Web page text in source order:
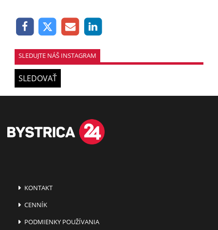
SLEDUJTE NÁŠ INSTAGRAM
SLEDOVAŤ
KONTAKT
CENNÍK
PODMIENKY POUŽÍVANIA